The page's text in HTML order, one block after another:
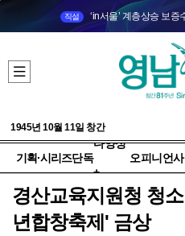
직설 ‘in서울’ 계층상승 보
1945년 10월 11일 창간
기획·시리즈단독
다양성
+
오피니언
경산교육지원청 청
년합창축제' 금상